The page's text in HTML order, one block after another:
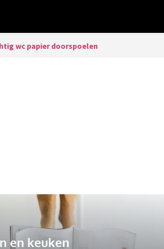
wc papier doorspoelen
en keuken